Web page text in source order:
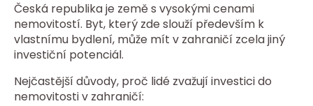
Česká republika je země s vysokými cenami
nemovitostí. Byt, který zde slouží především k
vlastnímu bydlení, může mít v zahraničí zcela jiný
investiční potenciál.
Nejčastější důvody, proč lidé zvažují investici do
nemovitosti v zahraničí: